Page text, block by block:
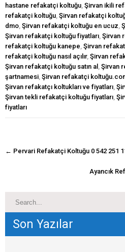
hastane refakatçi koltuğu, Şirvan ikili
refakatçi koltuğu, Şirvan refakatçi
dmo, Şirvan refakatçi koltuğu en ucuz,
Şirvan refakatçi koltuğu fiyatları, Şirvan
refakatçi koltuğu kanepe, Şirvan
refakatçi koltuğu nasıl açılır, Şirvan
Şirvan refakatçi koltuğu satın al , Şirvan
şartnamesi, Şirvan refakatçi
Şirvan refakatçı koltukları ve fiyatları,
Şirvan tekli refakatçi koltuğu fiyatları,
fiyatları
navigasyon
← Pervari Refakatçi Koltuğu 0 542 251
Ayancık
Son Yazılar